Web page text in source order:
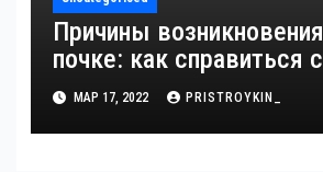
Причины
почке: как справиться
МАР 17, 2022 PRISTROYKIN_